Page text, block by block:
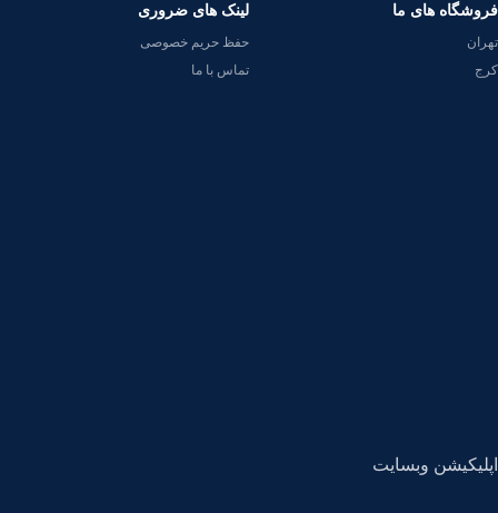
فروشگاه های ما
تهران
کرج
لینک های ضروری
حفظ حریم خصوصی
تماس با ما
اپلیکیشن وبسایت